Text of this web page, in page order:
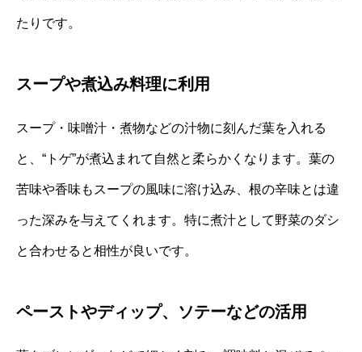
たりです。
スープや煮込み料理に利用
スープ・味噌汁・煮物などの汁物に刻んだ葉を入れる
と、“トゲ”が煮込まれて自然と柔らかくなります。葉の
苦味や香味もスープの風味に溶け込み、根の辛味とは違
った深みを与えてくれます。特に煮汁として野菜のダシ
と合わせると相性が良いです。
ペーストやディップ、ソテーなどの活用